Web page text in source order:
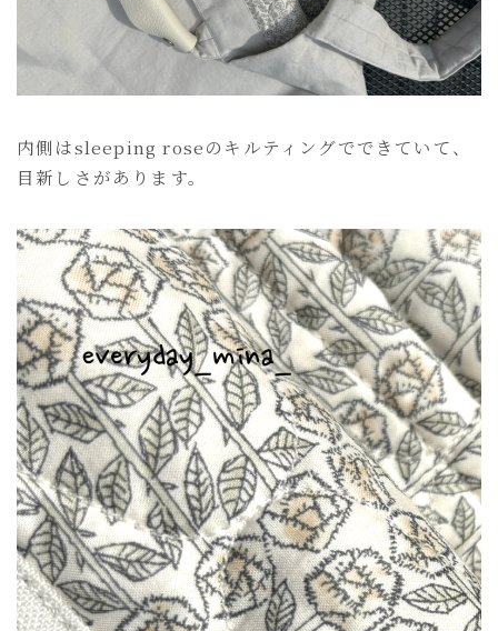
内側はsleeping roseのキルティングでできていて、
目新しさがあります。